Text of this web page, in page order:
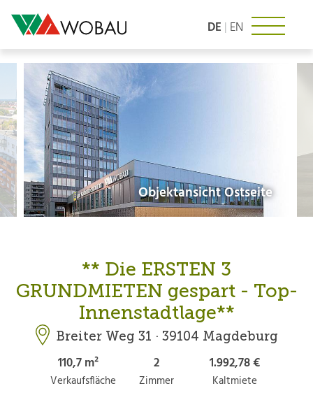
Inhalt
DE | EN
Objektansicht Ostseite
** Die ERSTEN 3
GRUNDMIETEN gespart - Top-
Innenstadtlage**
Breiter Weg 31 · 39104 Magdeburg
110,7 m²
Verkaufsfläche
2
Zimmer
1.992,78 €
Kaltmiete